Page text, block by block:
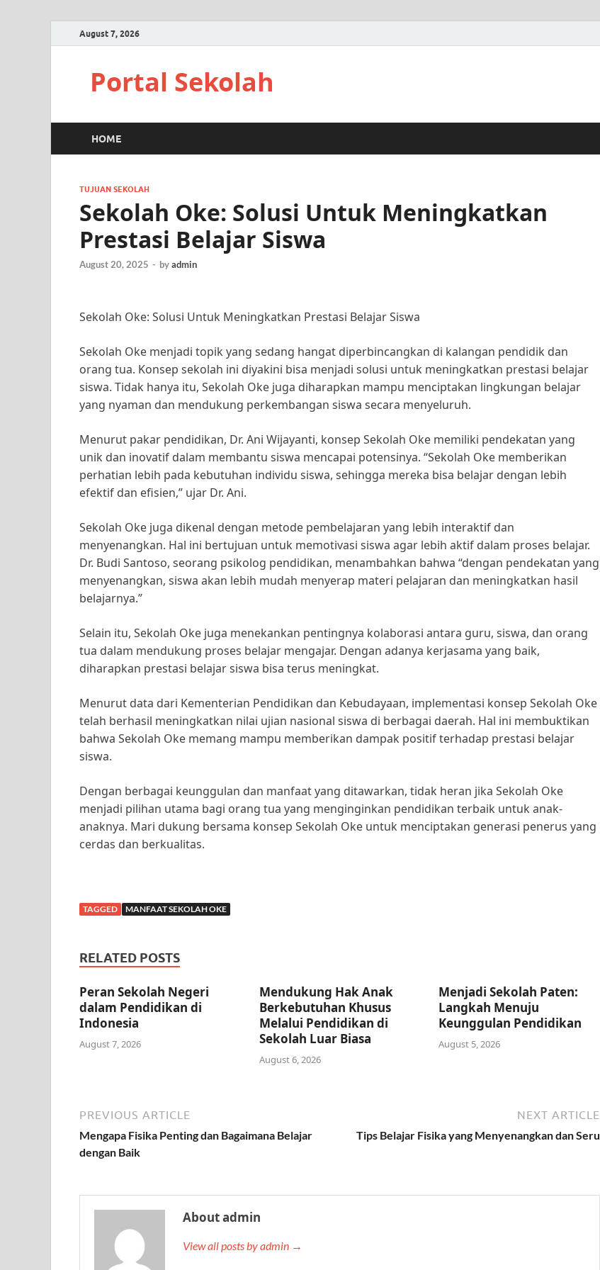
August 7, 2026
Portal Sekolah
HOME
TUJUAN SEKOLAH
Sekolah Oke: Solusi Untuk Meningkatkan
Prestasi Belajar Siswa
August 20, 2025 - byadmin
Sekolah Oke: Solusi Untuk Meningkatkan Prestasi Belajar Siswa
Sekolah Oke menjadi topik yang sedang hangat diperbincangkan di kalangan pendidik dan
orang tua. Konsep sekolah ini diyakini bisa menjadi solusi untuk meningkatkan prestasi belajar
siswa. Tidak hanya itu, Sekolah Oke juga diharapkan mampu menciptakan lingkungan belajar
yang nyaman dan mendukung perkembangan siswa secara menyeluruh.
Menurut pakar pendidikan, Dr. Ani Wijayanti, konsep Sekolah Oke memiliki pendekatan yang
unik dan inovatif dalam membantu siswa mencapai potensinya. “Sekolah Oke memberikan
perhatian lebih pada kebutuhan individu siswa, sehingga mereka bisa belajar dengan lebih
efektif dan efisien,” ujar Dr. Ani.
Sekolah Oke juga dikenal dengan metode pembelajaran yang lebih interaktif dan
menyenangkan. Hal ini bertujuan untuk memotivasi siswa agar lebih aktif dalam proses belajar.
Dr. Budi Santoso, seorang psikolog pendidikan, menambahkan bahwa “dengan pendekatan yang
menyenangkan, siswa akan lebih mudah menyerap materi pelajaran dan meningkatkan hasil
belajarnya.”
Selain itu, Sekolah Oke juga menekankan pentingnya kolaborasi antara guru, siswa, dan orang
tua dalam mendukung proses belajar mengajar. Dengan adanya kerjasama yang baik,
diharapkan prestasi belajar siswa bisa terus meningkat.
Menurut data dari Kementerian Pendidikan dan Kebudayaan, implementasi konsep Sekolah Oke
telah berhasil meningkatkan nilai ujian nasional siswa di berbagai daerah. Hal ini membuktikan
bahwa Sekolah Oke memang mampu memberikan dampak positif terhadap prestasi belajar
siswa.
Dengan berbagai keunggulan dan manfaat yang ditawarkan, tidak heran jika Sekolah Oke
menjadi pilihan utama bagi orang tua yang menginginkan pendidikan terbaik untuk anak-
anaknya. Mari dukung bersama konsep Sekolah Oke untuk menciptakan generasi penerus yang
cerdas dan berkualitas.
TAGGED MANFAAT SEKOLAH OKE
RELATED POSTS
Peran Sekolah Negeri
dalam Pendidikan di
Indonesia
August 7, 2026
Mendukung Hak Anak
Berkebutuhan Khusus
Melalui Pendidikan di
Sekolah Luar Biasa
August 6, 2026
Menjadi Sekolah Paten:
Langkah Menuju
Keunggulan Pendidikan
August 5, 2026
PREVIOUS ARTICLE
Mengapa Fisika Penting dan Bagaimana Belajar
dengan Baik
NEXT ARTICLE
Tips Belajar Fisika yang Menyenangkan dan Seru
About admin
View all posts by admin →